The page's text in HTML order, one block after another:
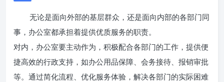
无论是面向外部的基层群众，还是面向内部的各部门同
事，办公室都承担着提供优质服务的职责。
对内，办公室要主动作为，积极配合各部门的工作，提供便
捷高效的行政支持，如办公用品保障、会务接待、报销审批
等。通过简化流程、优化服务体验，解决各部门的实际困难